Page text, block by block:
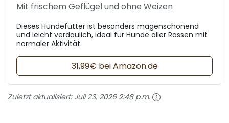
Mit frischem Geflügel und ohne Weizen
Dieses Hundefutter ist besonders magenschonend
und leicht verdaulich, ideal für Hunde aller Rassen mit
normaler Aktivität.
31,99€ bei Amazon.de
Zuletzt aktualisiert: Juli 23, 2026 2:48 p.m.